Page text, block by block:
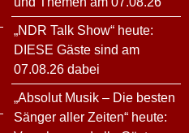
„NDR Talk Show“ heute:
DIESE Gäste sind am
07.08.26 dabei
„Absolut Musik – Die besten
Sänger aller Zeiten“ heute: